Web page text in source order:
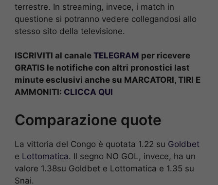
terrestre. In streaming, invece, i match in
questione si potranno vedere collegandosi allo
stesso sito della televisione.
ISCRIVITI al canale TELEGRAM per ricevere
GRATIS le notifiche con altri pronostici last
minute esclusivi anche su MARCATORI, TIRI E
AMMONITI: CLICCA QUI
Comparazione quote
La vittoria del Congo è quotata 1.22 su Goldbet
e Lottomatica. Il segno NO GOL, invece, ha un
valore 1.38su Goldbet e Lottomatica e 1.35 su
Snai.